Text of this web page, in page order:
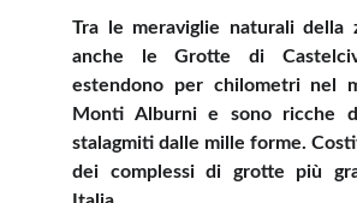
Tra le meraviglie naturali della
anche le Grotte di
estendono per chilometri nel
Monti Alburni e sono ricche
stalagmiti dalle mille forme.
dei complessi di grotte più